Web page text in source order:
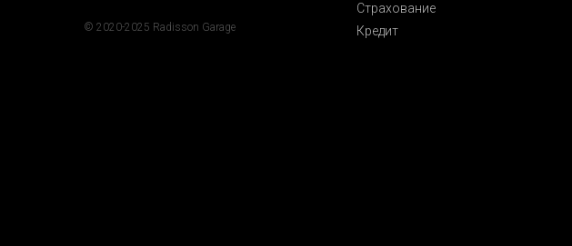
© 2020-2025 Radisson Garage
Страхование
Кредит